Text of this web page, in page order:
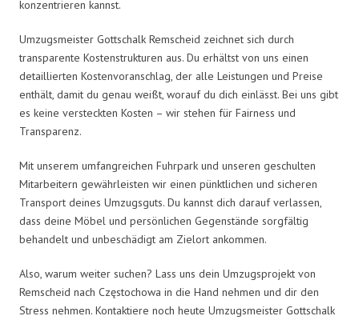
konzentrieren kannst.
Umzugsmeister Gottschalk Remscheid zeichnet sich durch
transparente Kostenstrukturen aus. Du erhältst von uns einen
detaillierten Kostenvoranschlag, der alle Leistungen und Preise
enthält, damit du genau weißt, worauf du dich einlässt. Bei uns gibt
es keine versteckten Kosten – wir stehen für Fairness und
Transparenz.
Mit unserem umfangreichen Fuhrpark und unseren geschulten
Mitarbeitern gewährleisten wir einen pünktlichen und sicheren
Transport deines Umzugsguts. Du kannst dich darauf verlassen,
dass deine Möbel und persönlichen Gegenstände sorgfältig
behandelt und unbeschädigt am Zielort ankommen.
Also, warum weiter suchen? Lass uns dein Umzugsprojekt von
Remscheid nach Częstochowa in die Hand nehmen und dir den
Stress nehmen. Kontaktiere noch heute Umzugsmeister Gottschalk